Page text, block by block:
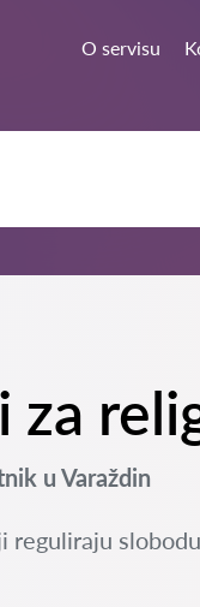
O servisu
u Varaždin
reguliraju